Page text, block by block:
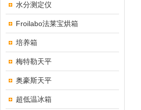
水分测定仪
Froilabo法莱宝烘箱
培养箱
梅特勒天平
奥豪斯天平
超低温冰箱